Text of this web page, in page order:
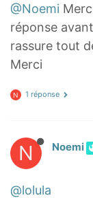
9
+
5
1
9
@Noemi
réponse
rassure tout
Merci
N 1 réponse
N Noemi
@lolula